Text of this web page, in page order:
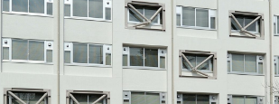
書式ダウンロード（安全衛生管理規則掲載
協力会社募集要項